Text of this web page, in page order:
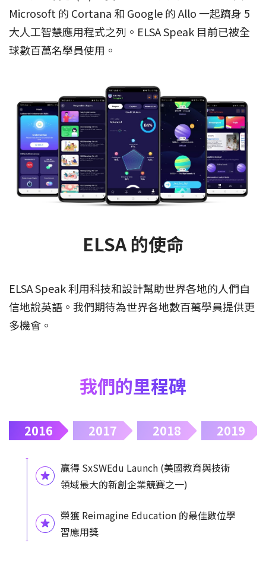
Microsoft 的 Cortana 和 Google 的 Allo 一起躋身 5
大人工智慧應用程式之列。ELSA Speak 目前已被全
球數百萬名學員使用。
ELSA 的使命
ELSA Speak 利用科技和設計幫助世界各地的人們自
信地說英語。我們期待為世界各地數百萬學員提供更
多機會。
我們的里程碑
2016 2017 2018 2019
贏得 SxSWEdu Launch (美國教育與技術
領域最大的新創企業競賽之一)
榮獲 Reimagine Education 的最佳數位學
習應用獎